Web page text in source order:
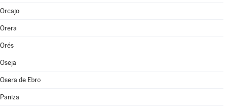
Orcajo
Orera
Orés
Oseja
Osera de Ebro
Paniza